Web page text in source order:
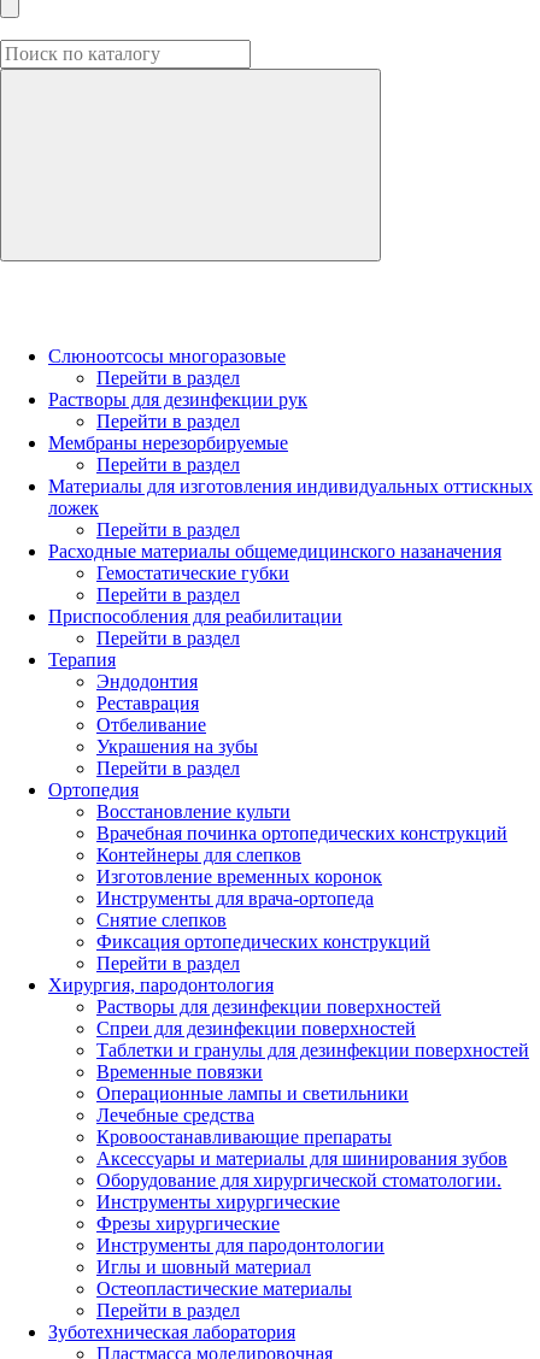
Слюноотсосы многоразовые
Перейти в раздел
Растворы для дезинфекции рук
Перейти в раздел
Мембраны нерезорбируемые
Перейти в раздел
Материалы для изготовления индивидуальных оттискных
ложек
Перейти в раздел
Расходные материалы общемедицинского назаначения
Гемостатические губки
Перейти в раздел
Приспособления для реабилитации
Перейти в раздел
Терапия
Эндодонтия
Реставрация
Отбеливание
Украшения на зубы
Перейти в раздел
Ортопедия
Восстановление культи
Врачебная починка ортопедических конструкций
Контейнеры для слепков
Изготовление временных коронок
Инструменты для врача-ортопеда
Снятие слепков
Фиксация ортопедических конструкций
Перейти в раздел
Хирургия, пародонтология
Растворы для дезинфекции поверхностей
Спреи для дезинфекции поверхностей
Таблетки и гранулы для дезинфекции поверхностей
Временные повязки
Операционные лампы и светильники
Лечебные средства
Кровоостанавливающие препараты
Аксессуары и материалы для шинирования зубов
Оборудование для хирургической стоматологии.
Инструменты хирургические
Фрезы хирургические
Инструменты для пародонтологии
Иглы и шовный материал
Остеопластические материалы
Перейти в раздел
Зуботехническая лаборатория
Пластмасса моделировочная